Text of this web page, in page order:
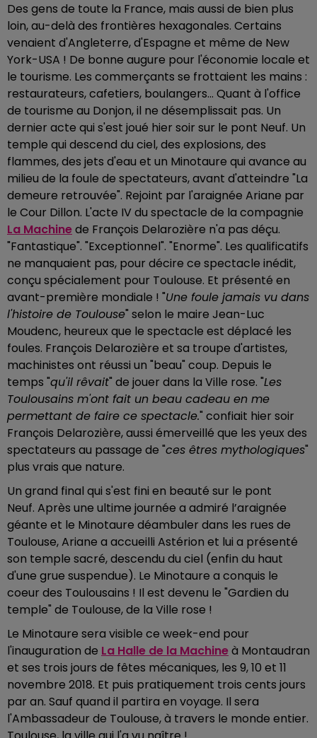
Des gens de toute la France, mais aussi de bien plus
loin, au-delà des frontières hexagonales. Certains
venaient d'Angleterre, d'Espagne et même de New
York-USA ! De bonne augure pour l'économie locale et
le tourisme. Les commerçants se frottaient les mains :
restaurateurs, cafetiers, boulangers... Quant à l'office
de tourisme au Donjon, il ne désemplissait pas. Un
dernier acte qui s'est joué hier soir sur le pont Neuf. Un
temple qui descend du ciel, des explosions, des
flammes, des jets d'eau et un Minotaure qui avance au
milieu de la foule de spectateurs, avant d'atteindre "La
demeure retrouvée". Rejoint par l'araignée Ariane par
le Cour Dillon. L'acte IV du spectacle de la compagnie
La Machinede François Delarozière n'a pas déçu.
"Fantastique". "Exceptionnel". "Enorme". Les qualificatifs
ne manquaient pas, pour décire ce spectacle inédit,
conçu spécialement pour Toulouse. Et présenté en
avant-première mondiale ! "Une foule jamais vu dans
l'histoire de Toulouse" selon le maire Jean-Luc
Moudenc, heureux que le spectacle est déplacé les
foules. François Delarozière et sa troupe d'artistes,
machinistes ont réussi un "beau" coup. Depuis le
temps "qu'il rêvait" de jouer dans la Ville rose. "Les
Toulousains m'ont fait un beau cadeau en me
permettant de faire ce spectacle." confiait hier soir
François Delarozière, aussi émerveillé que les yeux des
spectateurs au passage de "ces êtres mythologiques"
plus vrais que nature.
Un grand final qui s'est fini en beauté sur le pont
Neuf. Après une ultime journée a admiré l’araignée
géante et le Minotaure déambuler dans les rues de
Toulouse,Ariane a accueilli Astérion et lui a présenté
son temple sacré, descendu du ciel (enfin du haut
d'une grue suspendue). Le Minotaure a conquis le
coeur des Toulousains ! Il est devenu le "Gardien du
temple" de Toulouse, de la Ville rose !
Le Minotaure sera visible ce week-end pour
l'inauguration de La Halle de la Machineà Montaudran
et ses trois jours de fêtes mécaniques, les 9, 10 et 11
novembre 2018. Et puis pratiquement trois cents jours
par an. Sauf quand il partira en voyage. Il sera
l'Ambassadeur de Toulouse, à travers le monde entier.